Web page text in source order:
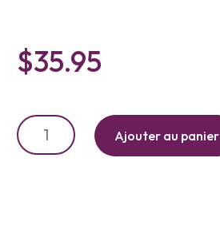
$35.95
Ajouter au panier